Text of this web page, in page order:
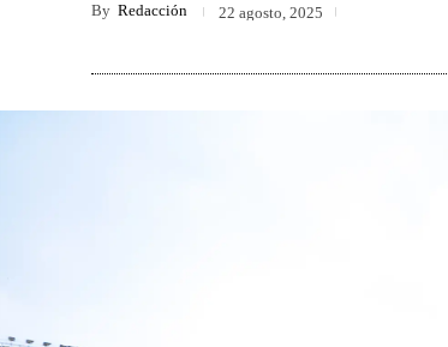
By Redacción 22 agosto, 2025